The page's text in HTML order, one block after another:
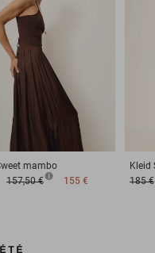
mambo
157,50 € 155 €
Kleid
185 €